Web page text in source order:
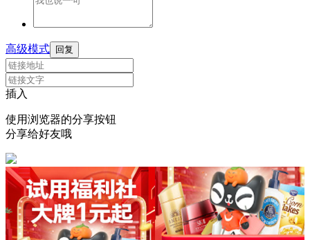
高级模式 回复
插入
使用浏览器的分享按钮
分享给好友哦